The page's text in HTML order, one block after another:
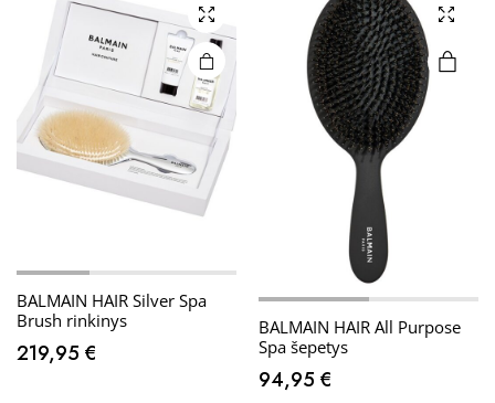
BALMAIN HAIR Silver Spa
Brush rinkinys
219,95 €
BALMAIN HAIR All Purpose
Spa šepetys
94,95 €